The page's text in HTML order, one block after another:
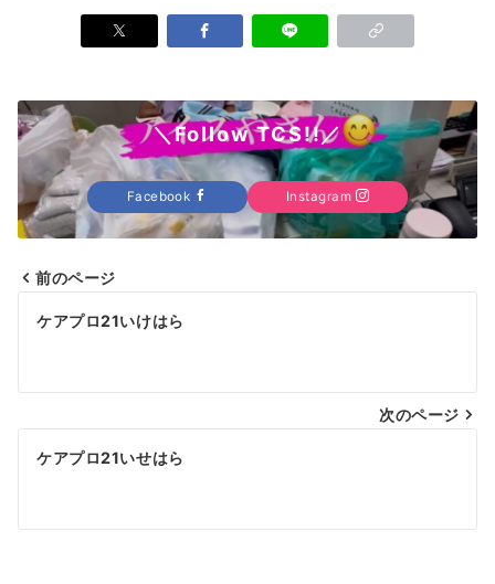
＼Follow TCS!!／
Facebook Instagram
ビ
ゲ
シ
前のページ
ケアプロ21いけはら
次のページ
ケアプロ21いせはら